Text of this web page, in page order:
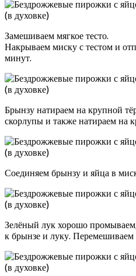
Замешиваем мягкое тесто.
Накрываем миску с тестом и
минут.
Брынзу натираем на крупной
скорлупы и также натираем на
Соединяем брынзу и яйца в
Зелёный лук хорошо
к брынзе и луку. Перемешиваем